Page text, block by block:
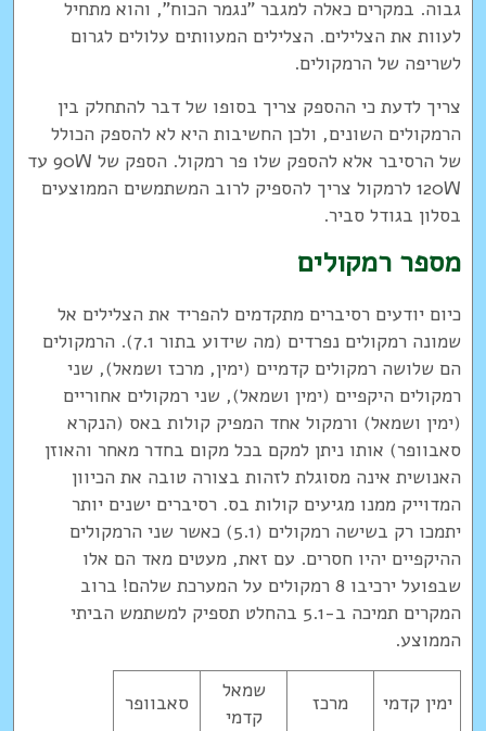
גבוה. במקרים כאלה למגבר "נגמר הכוח", והוא מתחיל
לעוות את הצלילים. הצלילים המעוותים עלולים לגרום
לשריפה של הרמקולים.
צריך לדעת כי ההספק צריך בסופו של דבר להתחלק בין
הרמקולים השונים, ולכן החשיבות היא לא להספק הכולל
של הרסיבר אלא להספק שלו פר רמקול. הספק של 90W עד
120W לרמקול צריך להספיק לרוב המשתמשים הממוצעים
בסלון בגודל סביר.
מספר רמקולים
כיום יודעים רסיברים מתקדמים להפריד את הצלילים אל
שמונה רמקולים נפרדים (מה שידוע בתור 7.1). הרמקולים
הם שלושה רמקולים קדמיים (ימין, מרכז ושמאל), שני
רמקולים היקפיים (ימין ושמאל), שני רמקולים אחוריים
(ימין ושמאל) ורמקול אחד המפיק קולות באס (הנקרא
סאבוופר) אותו ניתן למקם בכל מקום בחדר מאחר והאוזן
האנושית אינה מסוגלת לזהות בצורה טובה את הכיוון
המדוייק ממנו מגיעים קולות בס. רסיברים ישנים יותר
יתמכו רק בשישה רמקולים (5.1) כאשר שני הרמקולים
ההיקפיים יהיו חסרים. עם זאת, מעטים מאד הם אלו
שבפועל ירכיבו 8 רמקולים על המערכת שלהם! ברוב
המקרים תמיכה ב-5.1 בהחלט תספיק למשתמש הביתי
הממוצע.
ימין קדמי מרכז
שמאל
קדמי
סאבוופר